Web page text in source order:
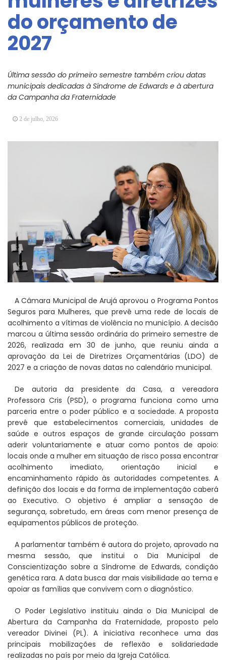
Vereadores Mirins iniciam jornada no Legislativo
com participação em Sessão Simulada
CONDEMAT+ e Sesc Mogi das Cruzes
promovem palestra sobre diversidade e inclusão no
do orçamento de
2027
Última sessão do primeiro semestre também criou datas
municipais dedicadas à Síndrome de Edwards e à abertura
da Campanha da Fraternidade
2 de julho, 2026
A Câmara Municipal de Arujá aprovou o Programa Pontos
Seguros para Mulheres, que prevê uma rede de locais de
acolhimento a vítimas de violência no município. A decisão
marcou a última sessão ordinária do primeiro semestre de
2026, realizada em 30 de junho, que reuniu ainda a
aprovação da Lei de Diretrizes Orçamentárias (LDO) de
2027 e a criação de novas datas no calendário municipal.
De autoria da presidente da Casa, a vereadora
Professora Cris (PSD), o programa funciona como uma
parceria entre o poder público e a sociedade. A proposta
prevê que estabelecimentos comerciais, unidades de
saúde e outros espaços de grande circulação possam
aderir voluntariamente e atuar como pontos de apoio:
locais onde a mulher em situação de risco possa encontrar
acolhimento imediato, orientação inicial e
encaminhamento rápido às autoridades competentes. A
definição dos locais e da forma de implementação caberá
ao Executivo. O objetivo é ampliar a sensação de
segurança, sobretudo, em áreas com menor presença de
equipamentos públicos de proteção.
A parlamentar também é autora do projeto, aprovado na
mesma sessão, que institui o Dia Municipal de
Conscientização sobre a Síndrome de Edwards, condição
genética rara. A data busca dar mais visibilidade ao tema e
apoiar as famílias que convivem com o diagnóstico.
O Poder Legislativo instituiu ainda o Dia Municipal de
Abertura da Campanha da Fraternidade, proposto pelo
vereador Divinei (PL). A iniciativa reconhece uma das
principais mobilizações de reflexão e solidariedade
realizadas no país por meio da Igreja Católica.